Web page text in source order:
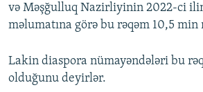
və Məşğulluq Nazirliyinin 2022-ci
məlumatına görə bu rəqəm 10,5 min
Lakin diaspora nümayəndələri bu
olduğunu deyirlər.